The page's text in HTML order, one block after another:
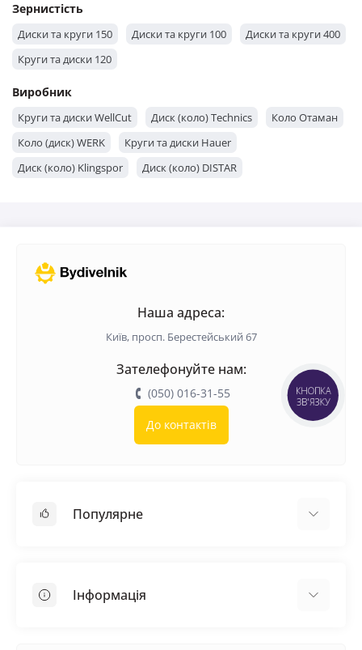
Зернистість
Диски та круги 150 Диски та круги 100
Диски та круги 400
Круги та диски 120
Виробник
Круги та диски WellCut Диск (коло) Technics
Коло Отаман
Коло (диск) WERK
Круги та диски Hauer
Диск (коло) Klingspor
Диск (коло) DISTAR
Наша адреса:
Київ, просп. Берестейський 67
Зателефонуйте нам:
(050) 016-31-55
До контактів
Популярне
Самовирівнююча суміш
Інформація
КНОПКА
ЗВ'ЯЗКУ